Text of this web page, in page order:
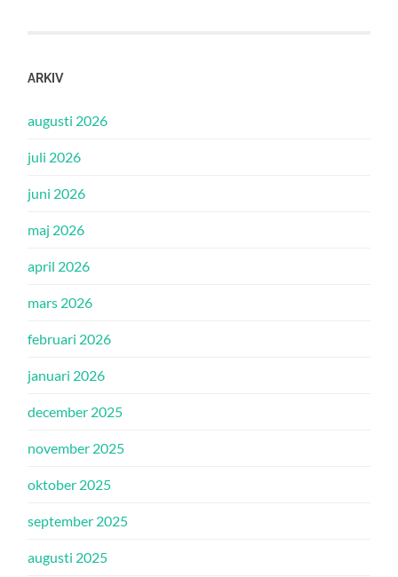
ARKIV
augusti 2026
juli 2026
juni 2026
maj 2026
april 2026
mars 2026
februari 2026
januari 2026
december 2025
november 2025
oktober 2025
september 2025
augusti 2025